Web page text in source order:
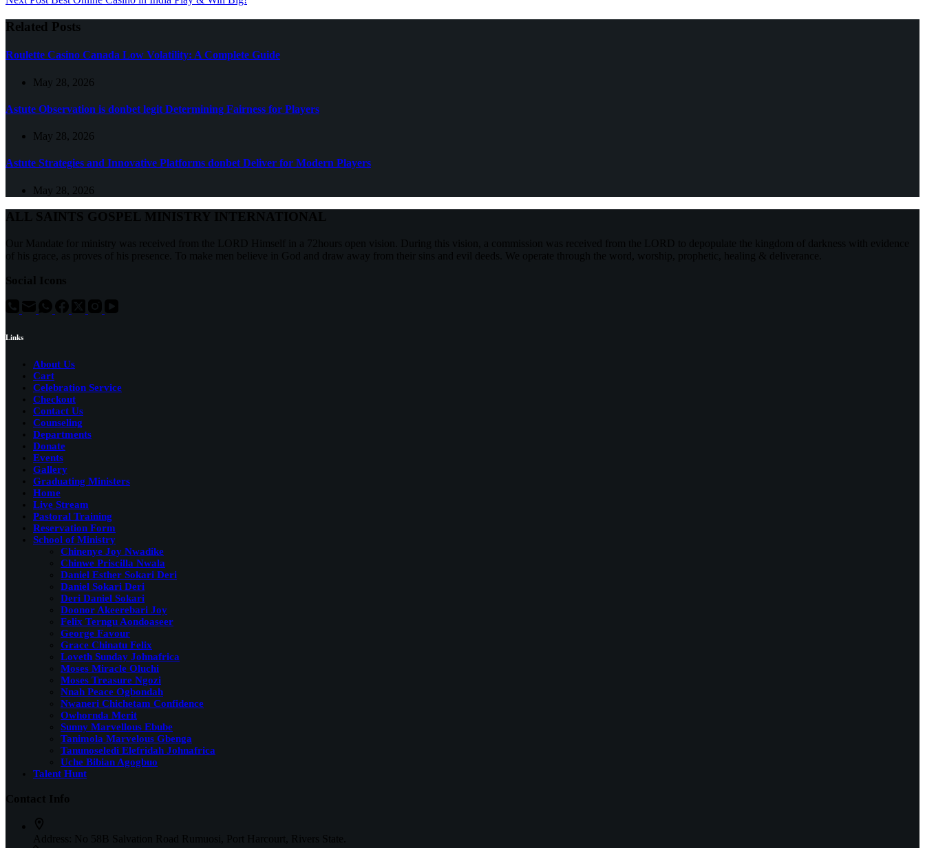
Related Posts
Roulette Casino Canada Low Volatility: A Complete Guide
May 28, 2026
Astute Observation is donbet legit Determining Fairness for Players
May 28, 2026
Astute Strategies and Innovative Platforms donbet Deliver for Modern Players
May 28, 2026
ALL SAINTS GOSPEL MINISTRY INTERNATIONAL
Our Mandate for ministry was received from the LORD Himself in a 72hours open vision. During this vision, a commission was received from the LORD to depopulate the kingdom of darkness with evidence
of his grace, as proves of his presence. To make men believe in God and draw away from their sins and evil deeds. We operate through the word, worship, prophetic, healing & deliverance.
Social Icons
Links
About Us
Cart
Celebration Service
Checkout
Contact Us
Counseling
Departments
Donate
Events
Gallery
Graduating Ministers
Home
Live Stream
Pastoral Training
Reservation Form
School of Ministry
Chinenye Joy Nwadike
Chinwe Priscilla Nwala
Daniel Esther Sokari Deri
Daniel Sokari Deri
Deri Daniel Sokari
Doonor Akeerebari Joy
Felix Terngu Aondoaseer
George Favour
Grace Chinatu Felix
Loveth Sunday Johnafrica
Moses Miracle Oluchi
Moses Treasure Ngozi
Nnah Peace Ogbondah
Nwaneri Chichetam Confidence
Owhornda Merit
Sunny Marvellous Ebube
Tanimola Marvelous Gbenga
Tanunoseledi Elefridah Johnafrica
Uche Bibian Agogbuo
Talent Hunt
Contact Info
Address: No 58B Salvation Road Rumuosi, Port Harcourt, Rivers State.